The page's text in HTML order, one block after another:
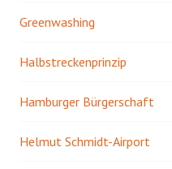
Greenwashing
Halbstreckenprinzip
Hamburger Bürgerschaft
Helmut Schmidt-Airport